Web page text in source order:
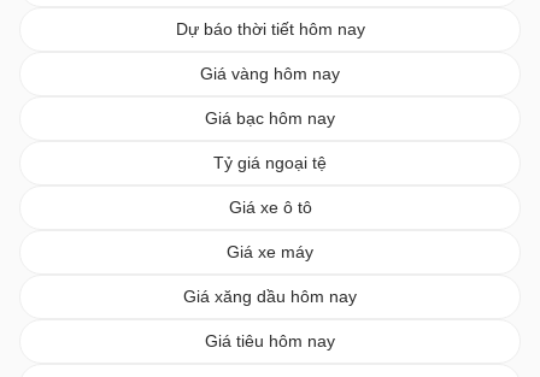
Dự báo thời tiết hôm nay
Giá vàng hôm nay
Giá bạc hôm nay
Tỷ giá ngoại tệ
Giá xe ô tô
Giá xe máy
Giá xăng dầu hôm nay
Giá tiêu hôm nay